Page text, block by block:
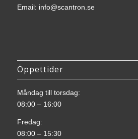
Email: info@scantron.se
Öppettider
Måndag till torsdag:
08:00 – 16:00
Fredag:
08:00 – 15:30